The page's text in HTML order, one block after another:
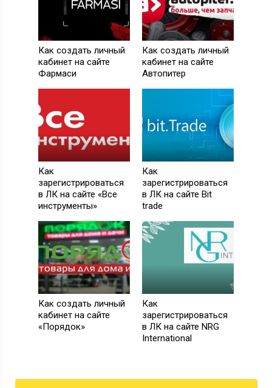
Как создать личный
кабинет на сайте
Фармаси
Как создать личный
кабинет на сайте
Автопитер
Как
зарегистрироваться
в ЛК на сайте «Все
инструменты»
Как
зарегистрироваться
в ЛК на сайте Bit
trade
Как создать личный
кабинет на сайте
«Порядок»
Как
зарегистрироваться
в ЛК на сайте NRG
International